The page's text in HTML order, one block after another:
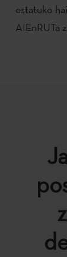
estatuko
AIEnRUTa